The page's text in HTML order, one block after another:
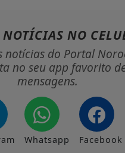
NOTÍCIAS NO
notícias do Portal
no seu app favorito
mensagens.
Whatsapp Facebook